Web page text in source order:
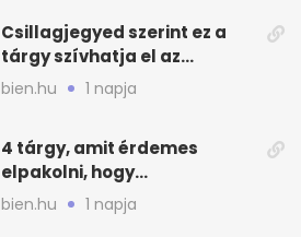
Csillagjegyed szerint ez a
tárgy szívhatja el az
otthonod energiáját
bien.hu 1 napja
4 tárgy, amit érdemes
elpakolni, hogy
hűvösebbnek tűnjön a lakás
bien.hu 1 napja